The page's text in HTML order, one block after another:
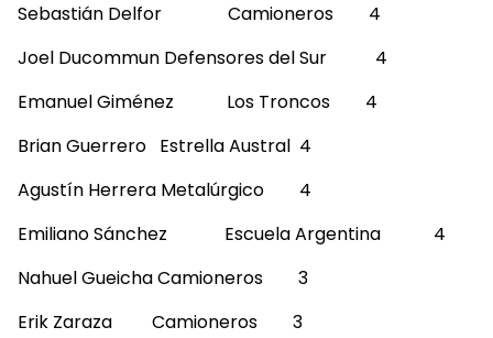
Sebastián Delfor Camioneros 4
Joel Ducommun Defensores del Sur 4
Emanuel Giménez Los Troncos 4
Brian Guerrero Estrella Austral 4
Agustín Herrera Metalúrgico 4
Emiliano Sánchez Escuela Argentina 4
Nahuel Gueicha Camioneros 3
Erik Zaraza Camioneros 3